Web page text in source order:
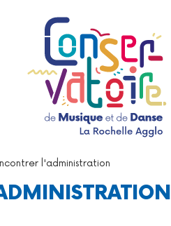
l'administration